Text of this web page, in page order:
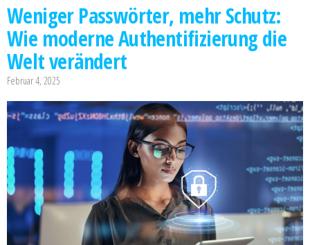
Weniger Passwörter, mehr Schutz:
Wie moderne Authentifizierung die
Welt verändert
Februar 4, 2025